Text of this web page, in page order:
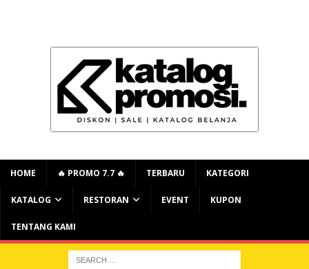
HOME 🔥 PROMO 7.7 🔥 TERBARU KATEGORI
KATALOG RESTORAN EVENT KUPON
TENTANG KAMI